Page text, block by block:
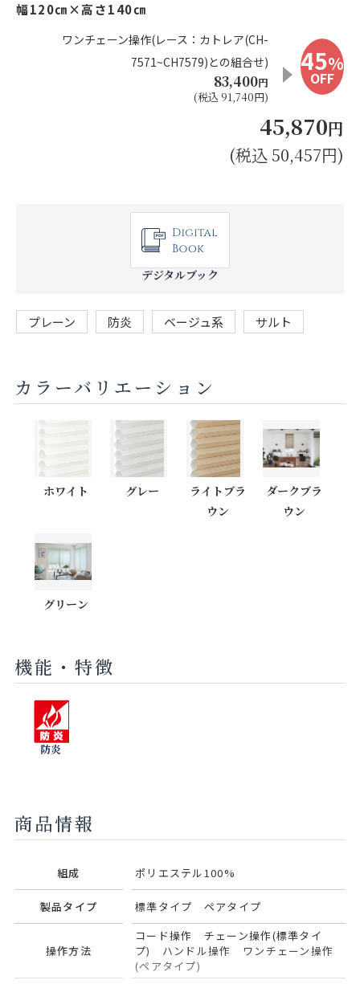
幅120㎝×高さ140㎝
ワンチェーン操作(レース：カトレア(CH-
7571~CH7579)との組合せ)
83,400円
(税込 91,740円)
45%
OFF
45,870円
(税込 50,457円)
デジタルブック
プレーン 防炎 ベージュ系 サルト
カラーバリエーション
ホワイト グレー
ライトブラ
ウン
ダークブラ
ウン
グリーン
機能・特徴
防炎
商品情報
組成 ポリエステル100%
製品タイプ 標準タイプ ペアタイプ
操作方法
コード操作 チェーン操作(標準タイ
プ) ハンドル操作 ワンチェーン操作
(ペアタイプ)